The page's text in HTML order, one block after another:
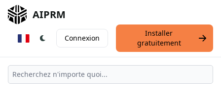
AIPRM
Connexion
Installer
gratuitement